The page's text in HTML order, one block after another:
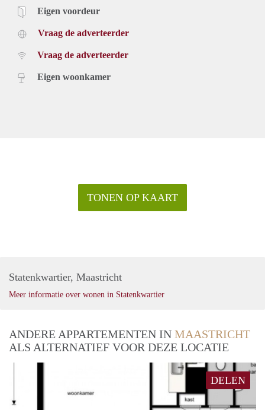
Eigen voordeur
Vraag de adverteerder
Vraag de adverteerder
Eigen woonkamer
TONEN OP KAART
Statenkwartier, Maastricht
Meer informatie over wonen in Statenkwartier
ANDERE APPARTEMENTEN IN MAASTRICHT
ALS ALTERNATIEF VOOR DEZE LOCATIE
DELEN